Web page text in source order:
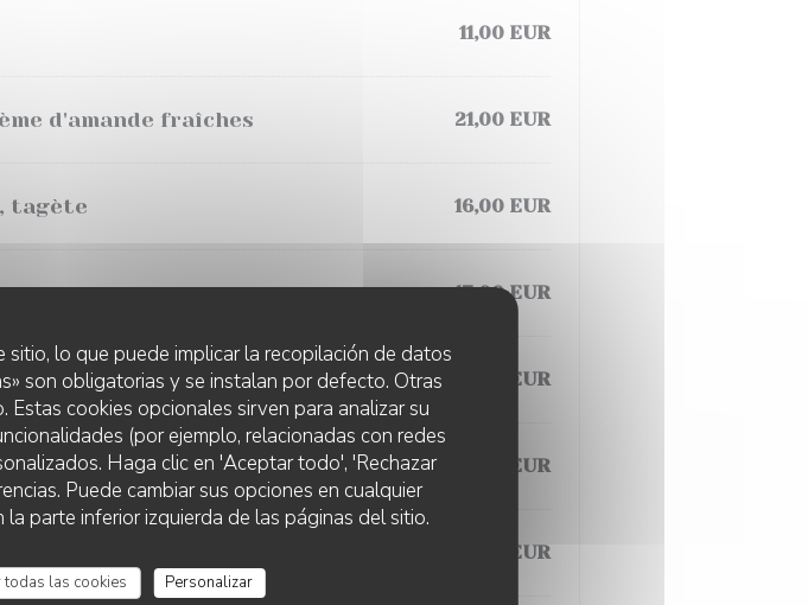
lo que puede implicar la recopilación de datos
son obligatorias y se instalan por defecto. Otras
cookies opcionales sirven para analizar su
(por ejemplo, relacionadas con redes
Haga clic en 'Aceptar todo', 'Rechazar
Puede cambiar sus opciones en cualquier
parte inferior izquierda de las páginas del sitio.
todas las cookies
Personalizar
11,00 EUR
d'amande fraîches 21,00 EUR
tagète 16,00 EUR
17,00 EUR
vanille, citron caviar 21,00 EUR
d'oseille, pain de semoule 27,00 EUR
31,00 EUR